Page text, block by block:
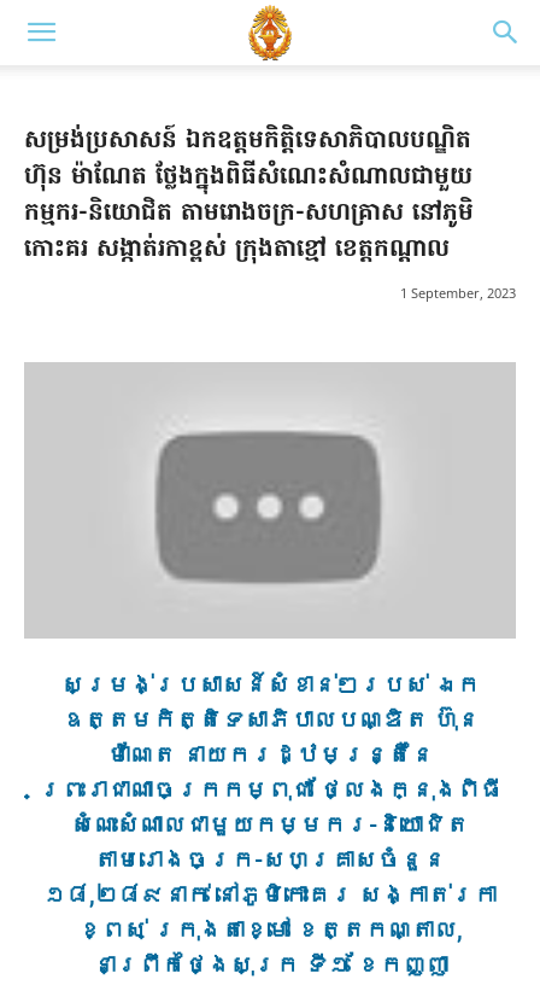
សម្រង់ប្រសាសន៍ ឯកឧត្តមកិត្តិទេសាភិបាលបណ្ឌិត
ហ៊ុន ម៉ាណែត ថ្លែងក្នុងពិធីសំណេះសំណាលជាមួយ
កម្មករ-និយោជិត តាមរោងចក្រ-សហគ្រាស នៅភូមិ
កោះគរ សង្កាត់រកាខ្ពស់ ក្រុងតាខ្មៅ ខេត្តកណ្តាល
1 September, 2023
សម្រង់ប្រសាសន៍សំខាន់ៗរបស់ ឯក
ឧត្តមកិត្តិទេសាភិបាលបណ្ឌិត ហ៊ុន
ម៉ាណែត នាយករដ្ឋមន្ត្រីនៃ
ព្រះរាជាណាចក្រកម្ពុជា ថ្លែងក្នុងពិធី
សំណេះសំណាលជាមួយកម្មករ-និយោជិត
តាមរោងចក្រ-សហគ្រាសចំនួន
១៨,២៨៩នាក់ នៅភូមិកោះគរ សង្កាត់រកា
ខ្ពស់ ក្រុងតាខ្មៅ ខេត្តកណ្តាល,
នាព្រឹកថ្ងៃសុក្រ ទី១ ខែកញ្ញា